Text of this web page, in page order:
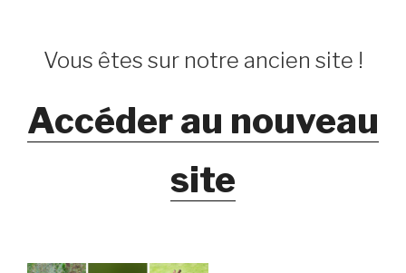
Vous êtes sur notre ancien site !
Accéder au nouveau
site